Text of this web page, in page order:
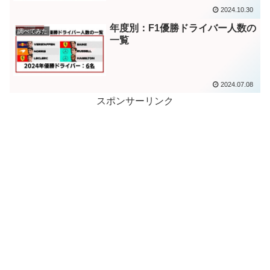
2024.10.30
調べてみた
年度別：F1優勝ドライバー人数の
一覧
2024.07.08
スポンサーリンク